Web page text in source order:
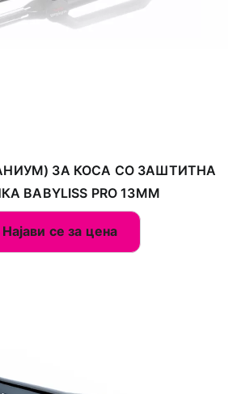
ЗА КОСА СО ЗАШТИТНА
BABYLISS PRO 13ММ
Најави се за цена